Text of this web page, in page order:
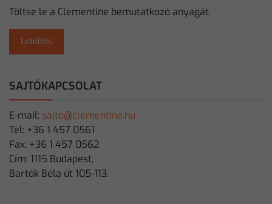
Töltse le a Clementine bemutatkozó anyagát.
Letöltés
SAJTÓKAPCSOLAT
E-mail: sajto@clementine.hu
Tel: +36 1 457 0561
Fax: +36 1 457 0562
Cím: 1115 Budapest,
Bartók Béla út 105-113.